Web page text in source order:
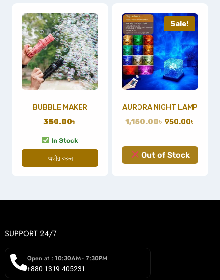
BUBBLE MAKER
350.00৳
In Stock
অর্ডার করুন
Sale!
AURORA NIGHT LAMP
1,150.00৳ 950.00৳
Out of Stock
SUPPORT 24/7
Open at : 10:30AM - 7:30PM
+880 1319-405231